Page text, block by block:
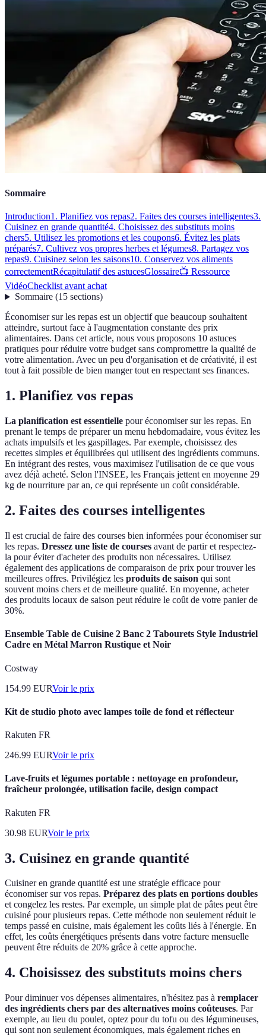
Sommaire
Introduction1. Planifiez vos repas2. Faites des courses intelligentes3.
Cuisinez en grande quantité4. Choisissez des substituts moins
chers5. Utilisez les promotions et les coupons6. Évitez les plats
préparés7. Cultivez vos propres herbes et légumes8. Partagez vos
repas9. Cuisinez selon les saisons10. Conservez vos aliments
correctementRécapitulatif des astucesGlossaire📺 Ressource
VidéoChecklist avant achat
Sommaire(15 sections)
Économiser sur les repas est un objectif que beaucoup souhaitent
atteindre, surtout face à l'augmentation constante des prix
alimentaires. Dans cet article, nous vous proposons 10 astuces
pratiques pour réduire votre budget sans compromettre la qualité de
votre alimentation. Avec un peu d'organisation et de créativité, il est
tout à fait possible de bien manger tout en respectant ses finances.
1. Planifiez vos repas
La planification est essentielle pour économiser sur les repas. En
prenant le temps de préparer un menu hebdomadaire, vous évitez les
achats impulsifs et les gaspillages. Par exemple, choisissez des
recettes simples et équilibrées qui utilisent des ingrédients communs.
En intégrant des restes, vous maximisez l'utilisation de ce que vous
avez déjà acheté. Selon l'INSEE, les Français jettent en moyenne 29
kg de nourriture par an, ce qui représente un coût considérable.
2. Faites des courses intelligentes
Il est crucial de faire des courses bien informées pour économiser sur
les repas. Dressez une liste de courses avant de partir et respectez-
la pour éviter d'acheter des produits non nécessaires. Utilisez
également des applications de comparaison de prix pour trouver les
meilleures offres. Privilégiez les produits de saison qui sont
souvent moins chers et de meilleure qualité. En moyenne, acheter
des produits locaux de saison peut réduire le coût de votre panier de
30%.
Ensemble Table de Cuisine 2 Banc 2 Tabourets Style Industriel
Cadre en Métal Marron Rustique et Noir
Costway
154.99 EURVoir le prix
Kit de studio photo avec lampes toile de fond et réflecteur
Rakuten FR
246.99 EURVoir le prix
Lave-fruits et légumes portable : nettoyage en profondeur,
fraîcheur prolongée, utilisation facile, design compact
Rakuten FR
30.98 EURVoir le prix
3. Cuisinez en grande quantité
Cuisiner en grande quantité est une stratégie efficace pour
économiser sur vos repas. Préparez des plats en portions doubles
et congelez les restes. Par exemple, un simple plat de pâtes peut être
cuisiné pour plusieurs repas. Cette méthode non seulement réduit le
temps passé en cuisine, mais également les coûts liés à l'énergie. En
effet, les coûts énergétiques présents dans votre facture mensuelle
peuvent être réduits de 20% grâce à cette approche.
4. Choisissez des substituts moins chers
Pour diminuer vos dépenses alimentaires, n'hésitez pas à remplacer
des ingrédients chers par des alternatives moins coûteuses. Par
exemple, au lieu du poulet, optez pour du tofu ou des légumineuses,
qui sont non seulement économiques, mais également riches en